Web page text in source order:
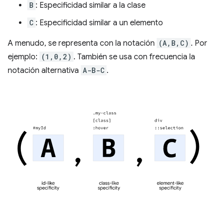
B : Especificidad similar a la clase
C : Especificidad similar a un elemento
A menudo, se representa con la notación (A,B,C) . Por
ejemplo: (1,0,2) . También se usa con frecuencia la
notación alternativa A-B-C .